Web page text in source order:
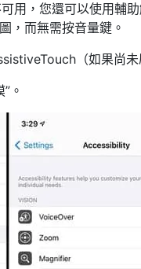
用，您還可以使用輔
，而無需按音量鍵。
（如果尚未
。